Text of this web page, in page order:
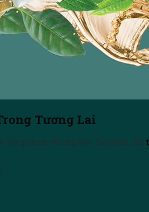
Tương Lai
liệt giữa các thương hiệu. Tuy nhiên, các